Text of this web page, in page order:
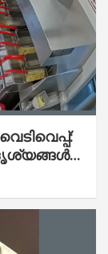
ദൃശ്യങ്ങൾ
കാരണം